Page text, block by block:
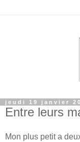
jeudi 19 janvier
Entre leurs
Mon plus petit a